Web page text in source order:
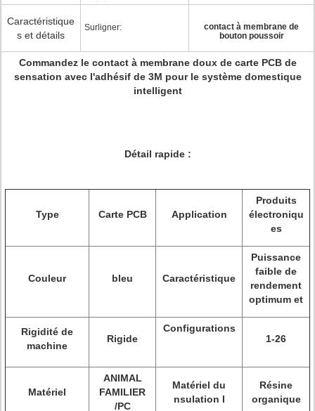
Caractéristique
s et détails
Surligner:
contact à membrane de
bouton poussoir
Commandez le contact à membrane doux de carte PCB de
sensation avec l'adhésif de 3M pour le système domestique
intelligent
Détail rapide :
Type Carte PCB Application
Produits
électroniqu
es
Couleur bleu Caractéristique
Puissance
faible de
rendement
optimum et
Rigidité de
machine
Rigide
Configurations
1-26
Matériel
ANIMAL
FAMILIER
/PC
Matériel du
nsulation I
Résine
organique